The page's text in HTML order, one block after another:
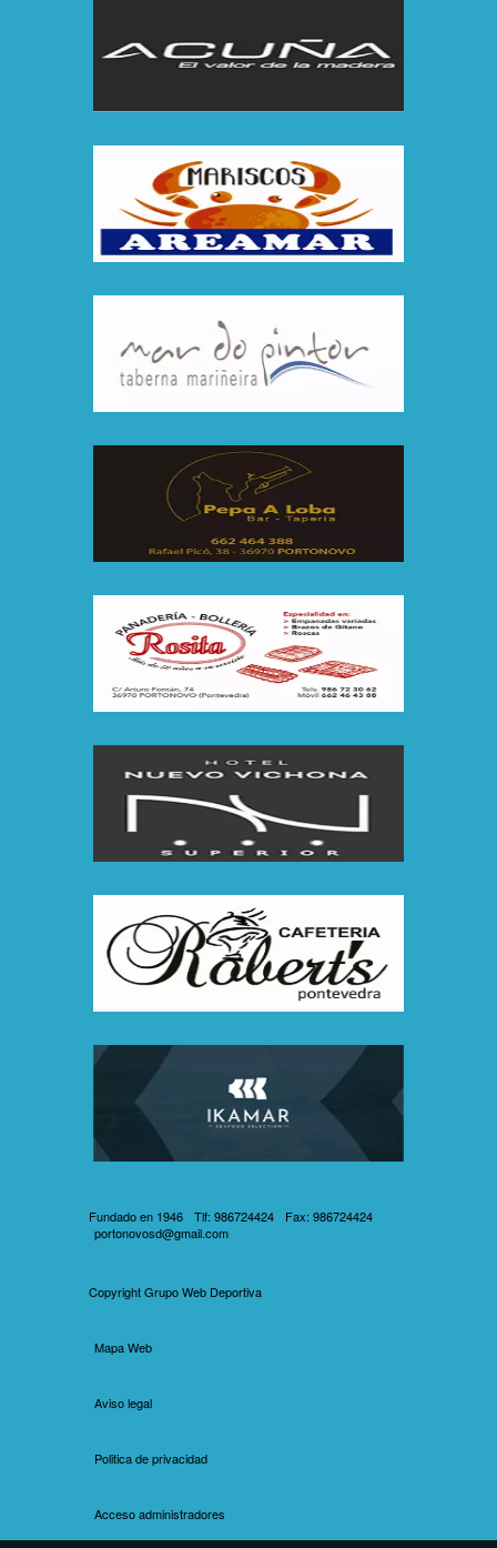
Fundado en 1946 Tlf: 986724424
Fax: 986724424
portonovosd@gmail.com
CopyrightGrupo Web Deportiva
Mapa Web
Aviso legal
Politica de privacidad
Acceso administradores